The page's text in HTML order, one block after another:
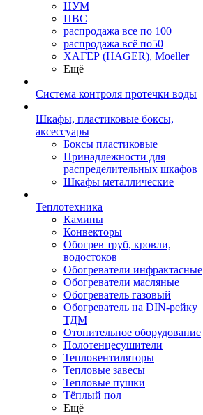
НУМ
ПВС
распродажа все по 100
распродажа всё по50
ХАГЕР (HAGER), Moeller
Ещё
Система контроля протечки воды
Шкафы, пластиковые боксы,
аксессуары
Боксы пластиковые
Принадлежности для
распределительных шкафов
Шкафы металлические
Теплотехника
Камины
Конвекторы
Обогрев труб, кровли,
водостоков
Обогреватели инфрактасные
Обогреватели масляные
Обогреватель газовый
Обогреватель на DIN-рейку
ТДМ
Отопительное оборудование
Полотенцесушители
Тепловентиляторы
Тепловые завесы
Тепловые пушки
Тёплый пол
Ещё